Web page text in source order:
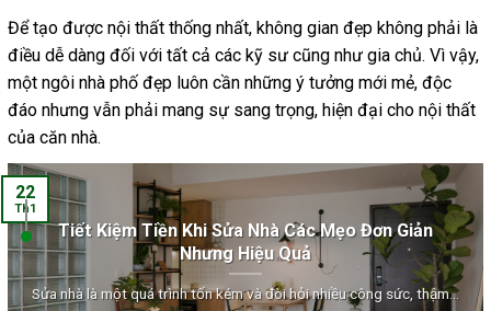
Để tạo được nội thất thống nhất, không gian đẹp không phải là
điều dễ dàng đối với tất cả các kỹ sư cũng như gia chủ. Vì vậy,
một ngôi nhà phố đẹp luôn cần những ý tưởng mới mẻ, độc
đáo nhưng vẫn phải mang sự sang trọng, hiện đại cho nội thất
của căn nhà.
Tiết Kiệm Tiền Khi Sửa Nhà Các Mẹo Đơn Giản
Nhưng Hiệu Quả
Sửa nhà là một quá trình tốn kém và đòi hỏi nhiều công sức, thậm...
22
Th1